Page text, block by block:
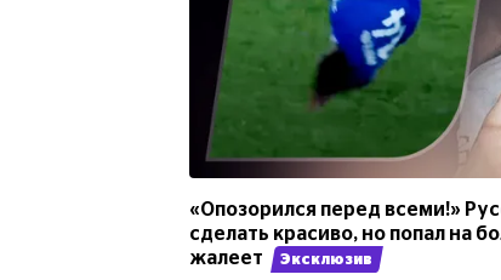
«Опозорился перед всеми!»
сделать красиво, но попал на
жалеет
Эксклюзив